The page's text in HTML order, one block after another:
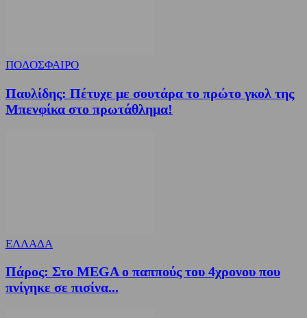
ΠΟΔΟΣΦΑΙΡΟ
Παυλίδης: Πέτυχε με σουτάρα το πρώτο γκολ της
Μπενφίκα στο πρωτάθλημα!
ΕΛΛΑΔΑ
Πάρος: Στο MEGA ο παππούς του 4χρονου που
πνίγηκε σε πισίνα...